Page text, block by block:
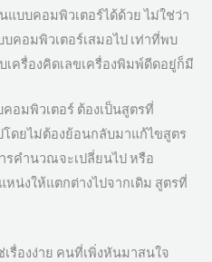
แบบคอมพิวเตอร์ได้ด้วย ไม่ใช่ว่า
คอมพิวเตอร์เสมอไป เท่าที่พบ
ครื่องคิดเลขเครื่องพิมพ์ดีดอยู่ก็มี
อมพิวเตอร์ ต้องเป็นสูตรที่
ดยไม่ต้องย้อนกลับมาแก้ไขสูตร
รคำนวณจะเปลี่ยนไป หรือ
หน่งให้แตกต่างไปจากเดิม สูตรที่
รื่องง่าย คนที่เพิ่งหันมาสนใจ